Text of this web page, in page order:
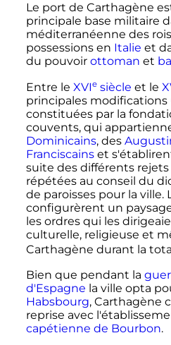
Le port de Carthagène
principale base militaire
méditerranéenne des
possessions en Italie et
du pouvoir ottoman et
Entre le XVIesiècle et le
principales modifications
constituées par la
couvents, qui
Dominicains, des
Franciscainset
suite des différents
répétées au conseil du
de paroisses pour la ville.
configurèrent un
les ordres qui les
culturelle, religieuse et
Carthagène durant la
Bien que pendant la
d'Espagne la ville opta
Habsbourg, Carthagène
reprise avec
capétienne de Bourbon.